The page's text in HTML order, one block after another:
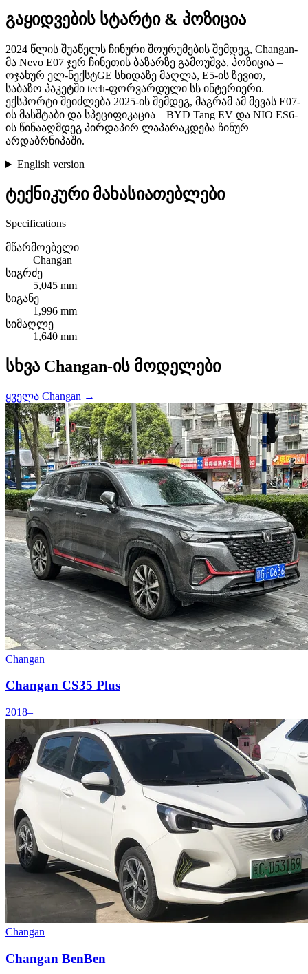
გაყიდვების სტარტი & პოზიცია
2024 წლის შუაწელს ჩინური შოურუმების შემდეგ, Changan-
მა Nevo E07 ჯერ ჩინეთის ბაზარზე გამოუშვა, პოზიცია –
ოჯახურ ელ-ნექსტGE სხიდაზე მაღლა, E5-ის ზევით,
საბაზო პაკეტში tech-ფორვარდული სს ინტერიერი.
ექსპორტი შეიძლება 2025-ის შემდეგ, მაგრამ ამ მევას E07-
ის მასშტაბი და სპეციფიკაცია – BYD Tang EV და NIO ES6-
ის წინააღმდეგ პირდაპირ ლაპარაკდება ჩინურ
არდაბრნიპაში.
English version
ტექნიკური მახასიათებლები
Specifications
მწარმოებელი
Changan
სიგრძე
5,045 mm
სიგანე
1,996 mm
სიმაღლე
1,640 mm
სხვა Changan-ის მოდელები
ყველა Changan →
Changan
Changan CS35 Plus
2018–
Changan
Changan BenBen